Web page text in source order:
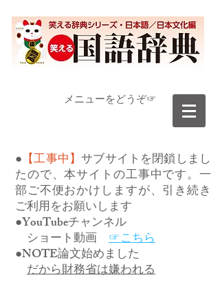
​メニューをどうぞ☞
● 【工事中】サブサイトを閉鎖しまし
たので、本サイトの工事中です。一
部ご不便おかけしますが、引き続き
ご利用をお願いします
●YouTubeチャンネル
ショート動画 ☞こちら
●NOTE論文始めました
だから財務省は嫌われる